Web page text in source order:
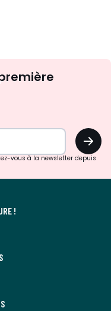
OK
vous à la newsletter depuis
!